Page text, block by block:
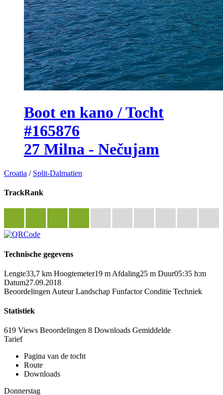
Boot en kano / Tocht
#165876
27 Milna - Nečujam
Croatia / Split-Dalmatien
TrackRank
Technische gegevens
Lengte33,7 km Hoogtemeter19 m Afdaling25 m Duur05:35 h:m
Datum27.09.2018
Beoordelingen Auteur Landschap Funfactor Conditie Techniek
Statistiek
619 Views Beoordelingen 8 Downloads Gemiddelde
Tarief
Pagina van de tocht
Route
Downloads
Donnerstag